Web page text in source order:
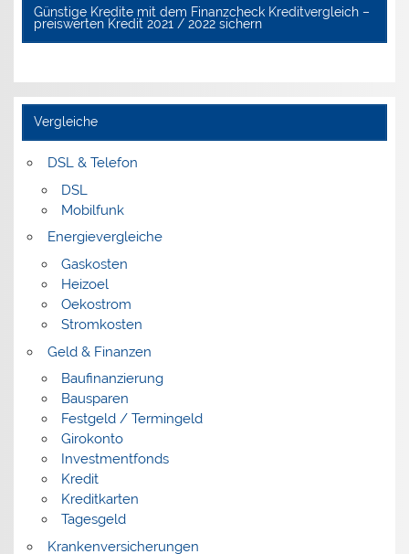
Günstige Kredite mit dem Finanzcheck Kreditvergleich –
preiswerten Kredit 2021 / 2022 sichern
Vergleiche
DSL & Telefon
DSL
Mobilfunk
Energievergleiche
Gaskosten
Heizoel
Oekostrom
Stromkosten
Geld & Finanzen
Baufinanzierung
Bausparen
Festgeld / Termingeld
Girokonto
Investmentfonds
Kredit
Kreditkarten
Tagesgeld
Krankenversicherungen